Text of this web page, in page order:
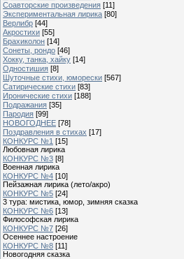
Соавторские произведения [11]
Экспериментальная лирика [80]
Верлибр [44]
Акростихи [55]
Брахиколон [14]
Сонеты, рондо [46]
Хокку, танка, хайку [14]
Одностишия [8]
Шуточные стихи, юморески [567]
Сатирические стихи [83]
Иронические стихи [188]
Подражания [35]
Пародия [99]
НОВОГОДНЕЕ [78]
Поздравления в стихах [17]
КОНКУРС №1 [15]
Любовная лирика
КОНКУРС №3 [8]
Военная лирика
КОНКУРС №4 [10]
Пейзажная лирика (лето/акро)
КОНКУРС №5 [24]
3 тура: мистика, юмор, зимняя сказка
КОНКУРС №6 [13]
Философская лирика
КОНКУРС №7 [26]
Осеннее настроение
КОНКУРС №8 [11]
Новогодняя сказка